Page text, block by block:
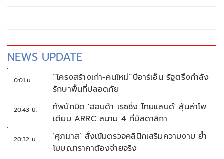
NEWS UPDATE
0:01 น.
“โครงสร้างเก่า-คนใหม่”บีอาร์เอ็น รัฐตรึงกำลัง
รักษาพื้นที่ปลอดภัย
20:43 น.
ทัพนักบิด 'ฮอนด้า เรซซิ่ง ไทยแลนด์' ลุ้นล่าโพ
เดียม ARRC สนาม 4 ที่มัลดาลิกา
20:32 น.
‘ศุภมาส’ สั่งเข้มตรวจคลินิกเสริมความงาม ย้ำ
โฆษณาราคาต้องจ่ายจริง